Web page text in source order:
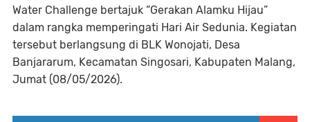
Water Challenge bertajuk “Gerakan Alamku Hijau”
dalam rangka memperingati Hari Air Sedunia. Kegiatan
tersebut berlangsung di BLK Wonojati, Desa
Banjararum, Kecamatan Singosari, Kabupaten Malang,
Jumat (08/05/2026).